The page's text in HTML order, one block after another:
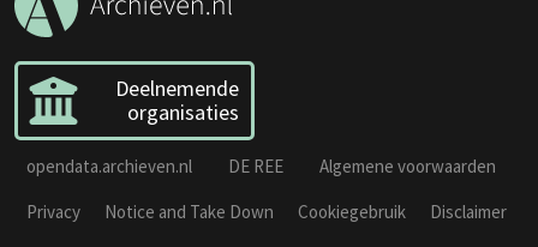
Deelnemende
organisaties
opendata.archieven.nl DE REE
Algemene voorwaarden
Privacy
Notice and Take Down Cookiegebruik
Disclaimer